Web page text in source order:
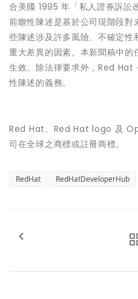
合美國 1995 年「私人證券訴訟
前瞻性陳述是基於公司現階段
些陳述涉及許多風險、不確定
重大差異的因素。本新聞稿中
生效。除法律要求外，Red Hat
性陳述的義務。
Red Hat、Red Hat logo 及
司在全球之商標或註冊商標。
RedHat RedHatDeveloperHub